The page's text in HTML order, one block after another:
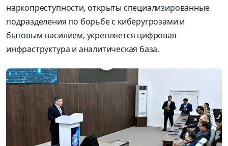
наркопреступности, открыты специализированные
подразделения по борьбе с киберугрозами и
бытовым насилием, укрепляется цифровая
инфраструктура и аналитическая база.